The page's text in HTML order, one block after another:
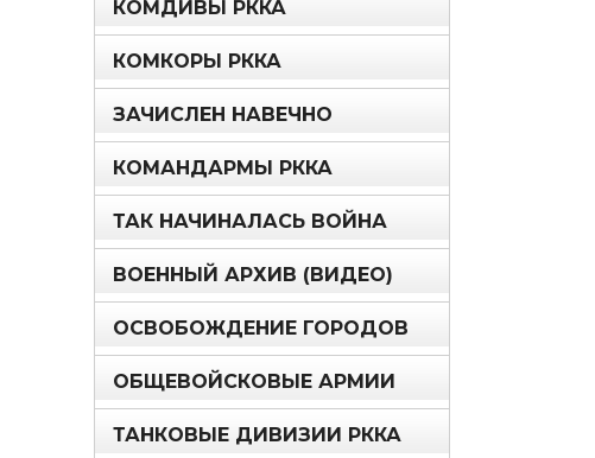
КОМДИВЫ РККА
КОМКОРЫ РККА
ЗАЧИСЛЕН НАВЕЧНО
КОМАНДАРМЫ РККА
ТАК НАЧИНАЛАСЬ ВОЙНА
ВОЕННЫЙ АРХИВ (ВИДЕО)
ОСВОБОЖДЕНИЕ ГОРОДОВ
ОБЩЕВОЙСКОВЫЕ АРМИИ
ТАНКОВЫЕ ДИВИЗИИ РККА